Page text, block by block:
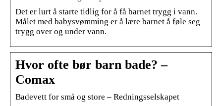
Det er lurt å starte tidlig for å få barnet trygg i vann.
Målet med babysvømming er å lære barnet å føle seg
trygg over og under vann.
Hvor ofte bør barn bade? –
Comax
Badevett for små og store – Redningsselskapet